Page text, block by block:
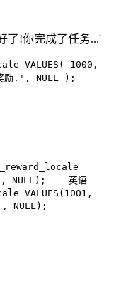
了!你完成了任务...'
VALUES ( 1000 ,
励.' , NULL );
, NULL);
-- 英语
VALUES ( 1001 ,
, NULL);